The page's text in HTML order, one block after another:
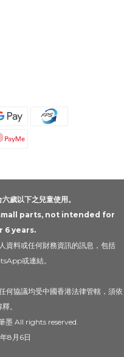
歲以下之兒童使用。
parts, not intended for
6 years.
資料或任何財務資訊的訊息，包括
或連結。
何協議均受中國香港法律管轄，須依
。
墨 All rights reserved.
8月6日